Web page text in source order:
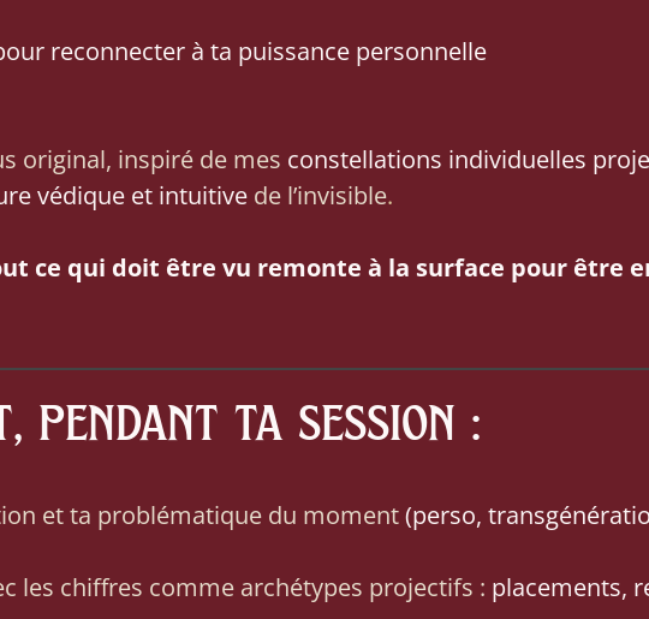
reconnecter à ta puissance personnelle
original, inspiré de mes constellations individuelles
védique et intuitive de l’invisible.
ce qui doit être vu remonte à la surface pour être
pendant ta session :
et ta problématique du moment(perso,
les chiffres comme archétypes projectifs : placements,